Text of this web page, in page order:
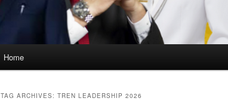
Home
TAG ARCHIVES: TREN LEADERSHIP 2026